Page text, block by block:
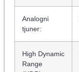
Analogni
tjuner:
High Dynamic
Range